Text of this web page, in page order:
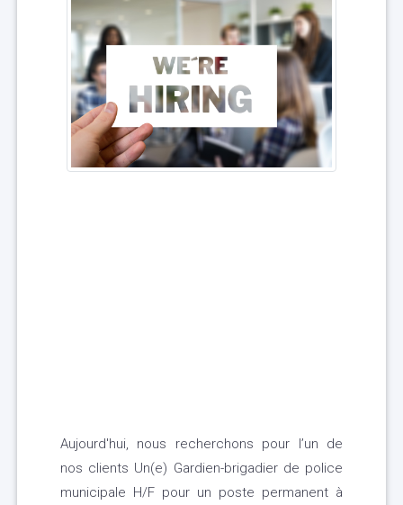
Aujourd'hui, nous recherchons pour l’un de
nos clients Un(e) Gardien-brigadier de police
municipale H/F pour un poste permanent à